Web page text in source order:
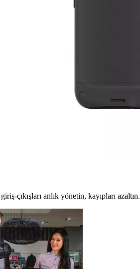
çıkışları anlık yönetin, kayıpları azaltın.